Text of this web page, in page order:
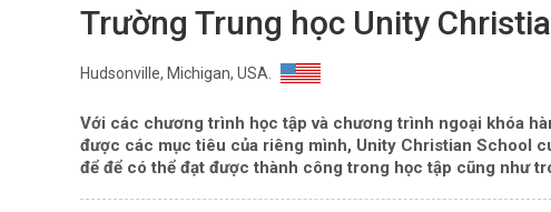
Trường Trung học Unity
Hudsonville, Michigan, USA.
Với các chương trình học tập và chương trình ngoại khóa
được các mục tiêu của riêng mình, Unity Christian School
để để có thể đạt được thành công trong học tập cũng như